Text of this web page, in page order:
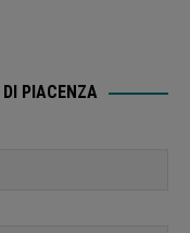
PIACENZA